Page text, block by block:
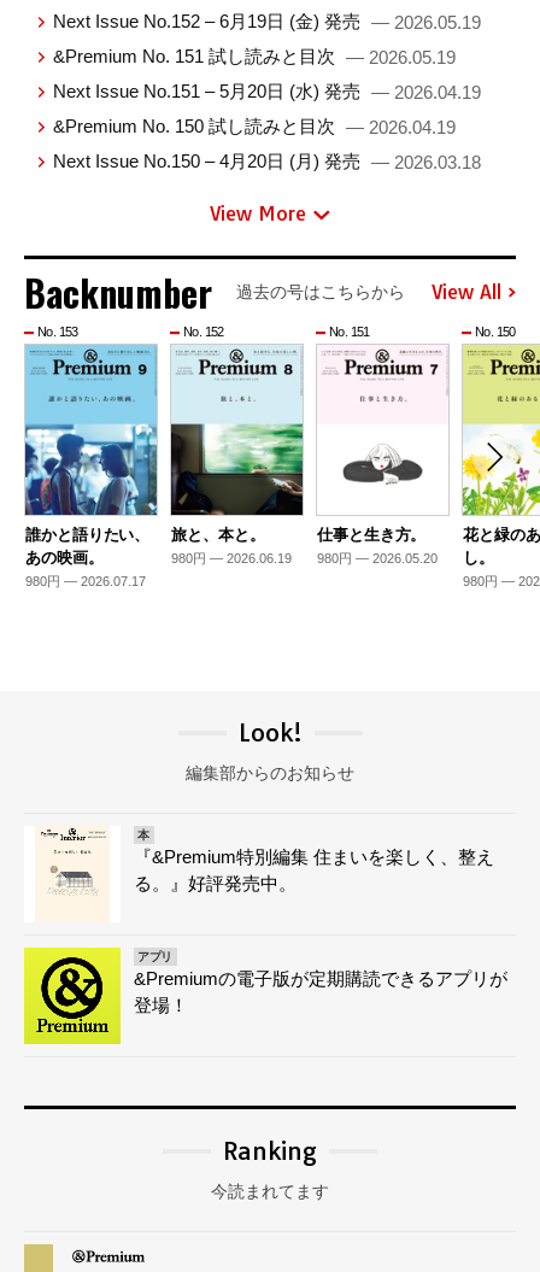
Next Issue No.152 – 6月19日 (金) 発売 — 2026.05.19
&Premium No. 151 試し読みと目次 — 2026.05.19
Next Issue No.151 – 5月20日 (水) 発売 — 2026.04.19
&Premium No. 150 試し読みと目次 — 2026.04.19
Next Issue No.150 – 4月20日 (月) 発売 — 2026.03.18
View More
Backnumber 過去の号はこちらから View All
No. 153
誰かと語りたい、
あの映画。
980円 — 2026.07.17
No. 152
旅と、本と。
980円 — 2026.06.19
No. 151
仕事と生き方。
980円 — 2026.05.20
No. 150
花と緑の
し。
980円 —
Look!
編集部からのお知らせ
本
『&Premium特別編集 住まいを楽しく、整え
る。』好評発売中。
アプリ
&Premiumの電子版が定期購読できるアプリが
登場！
Ranking
今読まれてます